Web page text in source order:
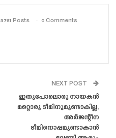
3761 Posts 0 Comments
NEXT POST
ഇതുപോലൊരു നായകൻ
മറ്റൊരു ടീമിനുമുണ്ടാകില്ല,
അർജന്റീന
ടീമിനൊപ്പമുണ്ടാകാൻ